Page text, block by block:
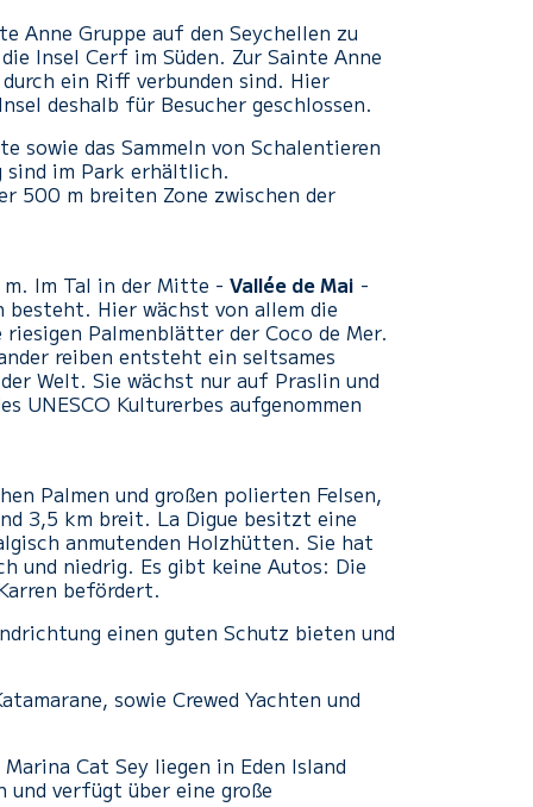
Anne Gruppe auf den Seychellen zu
Insel Cerf im Süden. Zur Sainte Anne
ein Riff verbunden sind. Hier
deshalb für Besucher geschlossen.
sowie das Sammeln von Schalentieren
im Park erhältlich.
500 m breiten Zone zwischen der
Im Tal in der Mitte - Vallée de Mai -
besteht. Hier wächst von allem die
Palmenblätter der Coco de Mer.
reiben entsteht ein seltsames
Welt. Sie wächst nur auf Praslin und
UNESCO Kulturerbes aufgenommen
Palmen und großen polierten Felsen,
3,5 km breit. La Digue besitzt eine
anmutenden Holzhütten. Sie hat
und niedrig. Es gibt keine Autos: Die
befördert.
einen guten Schutz bieten und
sowie Crewed Yachten und
Cat Sey liegen in Eden Island
verfügt über eine große